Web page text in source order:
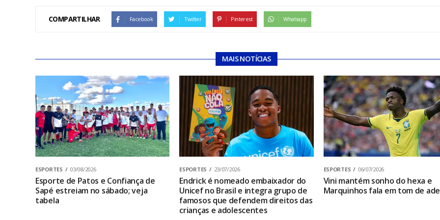
COMPARTILHAR Facebook Twitter Pinterest Whatsapp
MAIS NOTÍCIAS
ESPORTES 03/08/2026
Esporte de Patos e Confiança de
Sapé estreiam no sábado; veja
tabela
ESPORTES 23/07/2026
Endrick é nomeado embaixador do
Unicef no Brasil e integra grupo de
famosos que defendem direitos das
crianças e adolescentes
ESPORTES 06/07/2026
Vini mantém sonho do hexa e
Marquinhos fala em tom de